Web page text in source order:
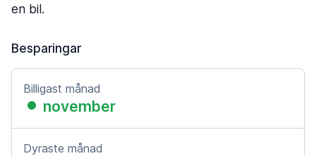
en bil.
Besparingar
Billigast månad
november
Dyraste månad